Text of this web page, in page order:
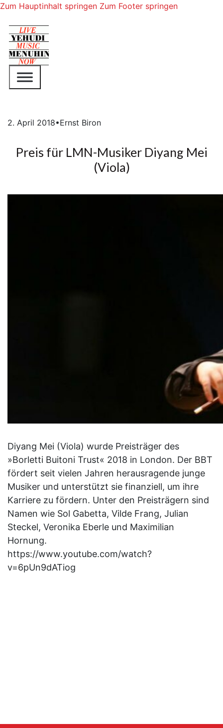
Zum Hauptinhalt springen Zum Footer springen
2. April 2018•Ernst Biron
Preis für LMN-Musiker Diyang Mei
(Viola)
Diyang Mei (Viola) wurde Preisträger des
»Borletti Buitoni Trust« 2018 in London. Der BBT
fördert seit vielen Jahren herausragende junge
Musiker und unterstützt sie finanziell, um ihre
Karriere zu fördern. Unter den Preisträgern sind
Namen wie Sol Gabetta, Vilde Frang, Julian
Steckel, Veronika Eberle und Maximilian
Hornung.
https://www.youtube.com/watch?
v=6pUn9dATiog